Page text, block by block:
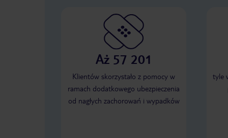
Aż 57 201
Klientów skorzystało z pomocy w
ramach dodatkowego ubezpieczenia
od nagłych zachorowań i wypadków
tyle